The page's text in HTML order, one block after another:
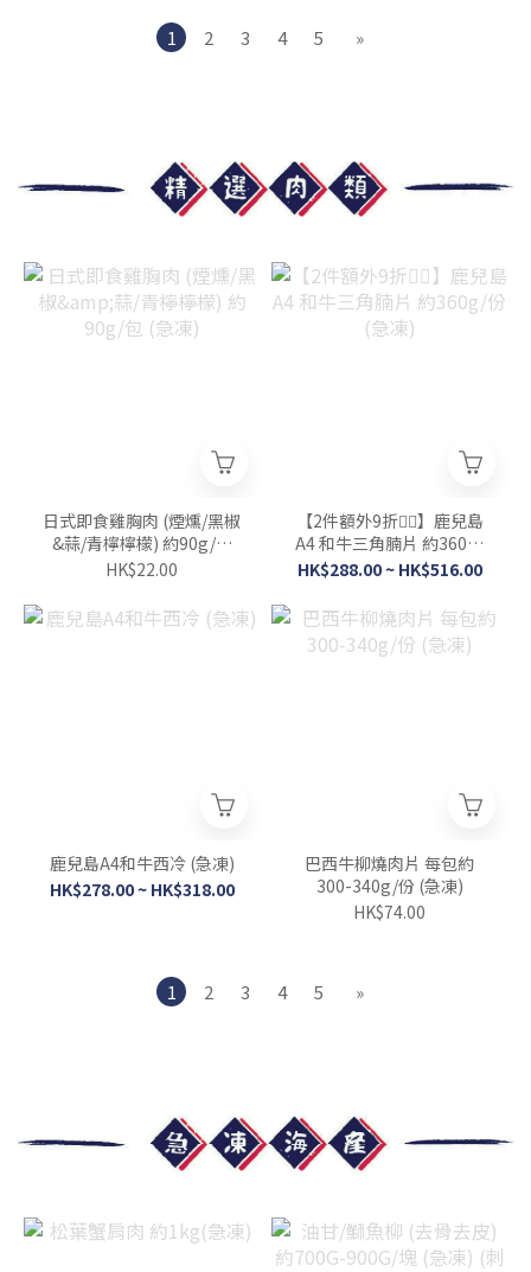
1 2 3 4 5 »
日式即食雞胸肉 (煙燻/黑椒
&蒜/青檸檸檬) 約90g/包
(急凍)
HK$22.00
【2件額外9折👍🏻】鹿兒島
A4 和牛三角腩片 約360g/
份 (急凍)
HK$288.00 ~ HK$516.00
鹿兒島A4和牛西冷 (急凍)
HK$278.00 ~ HK$318.00
巴西牛柳燒肉片 每包約
300-340g/份 (急凍)
HK$74.00
1 2 3 4 5 »